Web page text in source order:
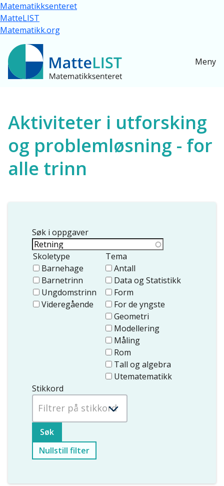
Hopp til hovedinnhold
Matematikksenteret
MatteLIST
Matematikk.org
Meny
Ressurser for alle
Aktiviteter i utforsking
og problemløsning - for
alle trinn
Søk i oppgaver
Skoletype
Barnehage
Barnetrinn
Ungdomstrinn
Videregående
Tema
Antall
Data og Statistikk
Form
For de yngste
Geometri
Modellering
Måling
Rom
Tall og algebra
Utematematikk
Stikkord
Nullstill filter